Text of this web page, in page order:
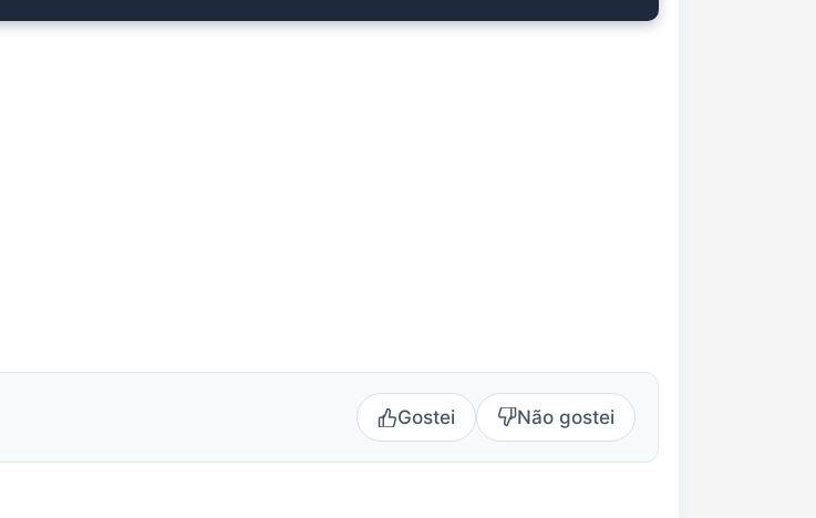
Gostei Não gostei